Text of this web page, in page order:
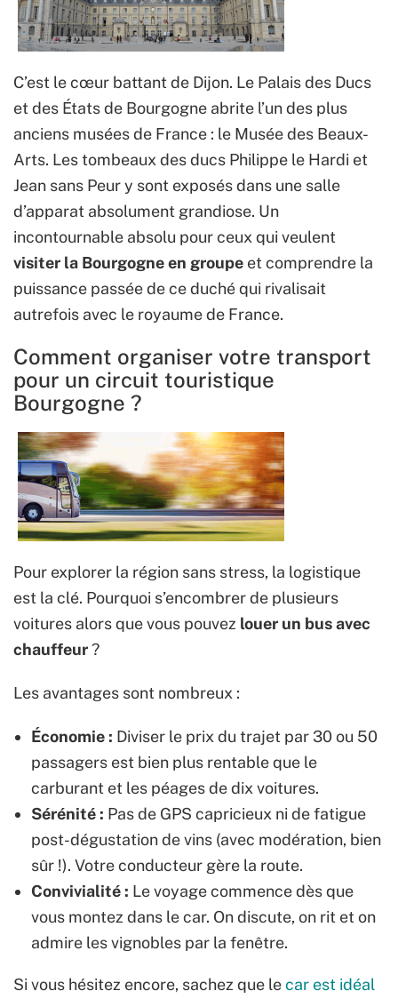
C’est le cœur battant de Dijon. Le Palais des Ducs
et des États de Bourgogne abrite l’un des plus
anciens musées de France : le Musée des Beaux-
Arts. Les tombeaux des ducs Philippe le Hardi et
Jean sans Peur y sont exposés dans une salle
d’apparat absolument grandiose. Un
incontournable absolu pour ceux qui veulent
visiter la Bourgogne en groupe et comprendre la
puissance passée de ce duché qui rivalisait
autrefois avec le royaume de France.
Comment organiser votre transport
pour un circuit touristique
Bourgogne ?
Pour explorer la région sans stress, la logistique
est la clé. Pourquoi s’encombrer de plusieurs
voitures alors que vous pouvez louer un bus avec
chauffeur?
Les avantages sont nombreux :
Économie : Diviser le prix du trajet par 30 ou 50
passagers est bien plus rentable que le
carburant et les péages de dix voitures.
Sérénité : Pas de GPS capricieux ni de fatigue
post-dégustation de vins (avec modération, bien
sûr !). Votre conducteur gère la route.
Convivialité : Le voyage commence dès que
vous montez dans le car. On discute, on rit et on
admire les vignobles par la fenêtre.
Si vous hésitez encore, sachez que lecar est idéal